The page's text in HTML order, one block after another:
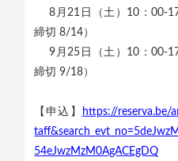
8月21日（土）10：00-
締切 8/14）
9月25日（土）10：00-
締切 9/18）
【申込】
https://reserva.be/
54eJwzMzM0AgACEgDQ